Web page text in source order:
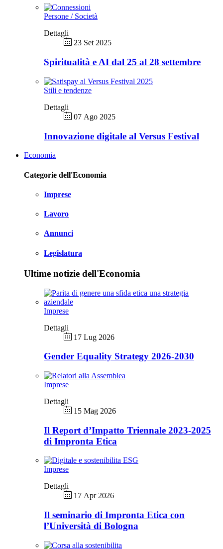
Persone / Società
Dettagli
23 Set 2025
Spiritualità e AI dal 25 al 28 settembre
Stili e tendenze
Dettagli
07 Ago 2025
Innovazione digitale al Versus Festival
Economia
Categorie dell'Economia
Imprese
Lavoro
Annunci
Legislatura
Ultime notizie dell'Economia
Imprese
Dettagli
17 Lug 2026
Gender Equality Strategy 2026-2030
Imprese
Dettagli
15 Mag 2026
Il Report d’Impatto Triennale 2023-2025
di Impronta Etica
Imprese
Dettagli
17 Apr 2026
Il seminario di Impronta Etica con
l’Università di Bologna